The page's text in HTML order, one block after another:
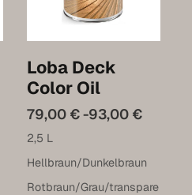
Loba Deck
Color Oil
79,00 € -93,00 €
2,5 L
Hellbraun/Dunkelbraun
Rotbraun/Grau/transpare